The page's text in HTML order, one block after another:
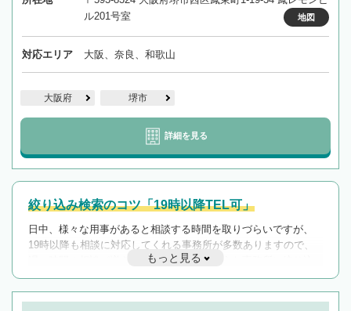
ル201号室
地図
対応エリア 大阪、奈良、和歌山
大阪府 堺市
詳細を見る
絞り込み検索のコツ「19時以降TEL可」
日中、様々な用事があると相談する時間を取りづらいですが、
19時以降も相談に対応してくれる事務所が多数ありますので、
遅い時間の相談が増えそうな場合はそのような事務所に絞り込
んで検索してみましょう。
19時以降TEL可の条件
もっと見る